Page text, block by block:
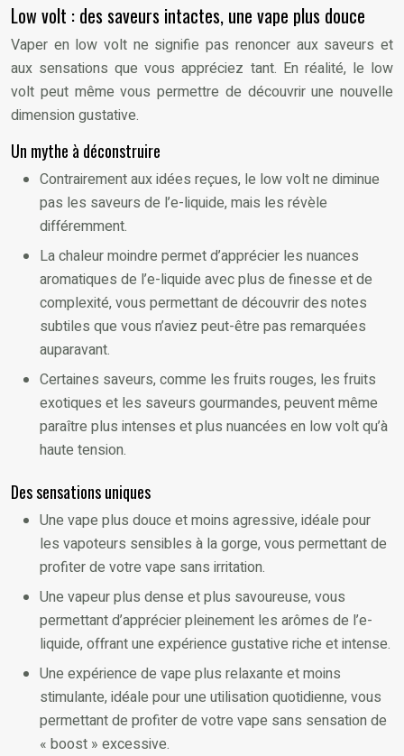
Low volt : des saveurs intactes, une vape plus douce
Vaper en low volt ne signifie pas renoncer aux saveurs et
aux sensations que vous appréciez tant. En réalité, le low
volt peut même vous permettre de découvrir une nouvelle
dimension gustative.
Un mythe à déconstruire
Contrairement aux idées reçues, le low volt ne diminue
pas les saveurs de l’e-liquide, mais les révèle
différemment.
La chaleur moindre permet d’apprécier les nuances
aromatiques de l’e-liquide avec plus de finesse et de
complexité, vous permettant de découvrir des notes
subtiles que vous n’aviez peut-être pas remarquées
auparavant.
Certaines saveurs, comme les fruits rouges, les fruits
exotiques et les saveurs gourmandes, peuvent même
paraître plus intenses et plus nuancées en low volt qu’à
haute tension.
Des sensations uniques
Une vape plus douce et moins agressive, idéale pour
les vapoteurs sensibles à la gorge, vous permettant de
profiter de votre vape sans irritation.
Une vapeur plus dense et plus savoureuse, vous
permettant d’apprécier pleinement les arômes de l’e-
liquide, offrant une expérience gustative riche et intense.
Une expérience de vape plus relaxante et moins
stimulante, idéale pour une utilisation quotidienne, vous
permettant de profiter de votre vape sans sensation de
« boost » excessive.